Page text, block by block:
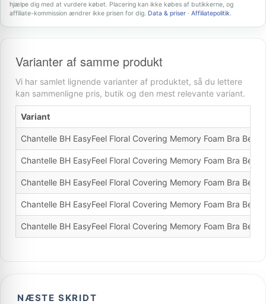
hjælpe dig med at vurdere købet. Placering kan ikke købes af butikkerne, og
affiliate-kommission ændrer ikke prisen for dig. Data & priser · Affiliatepolitik.
Varianter af samme produkt
Vi har samlet lignende varianter af produktet, så du lettere
kan sammenligne pris, butik og den mest relevante variant.
Variant
Chantelle BH EasyFeel Floral Covering Memory Foam Bra
Chantelle BH EasyFeel Floral Covering Memory Foam Bra
Chantelle BH EasyFeel Floral Covering Memory Foam Bra
Chantelle BH EasyFeel Floral Covering Memory Foam Bra
Chantelle BH EasyFeel Floral Covering Memory Foam Bra
NÆSTE SKRIDT